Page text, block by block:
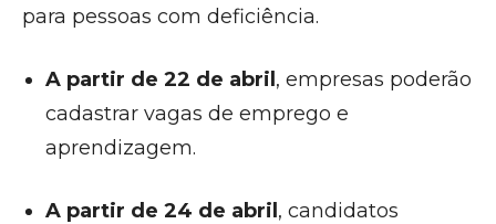
para pessoas com deficiência.
A partir de 22 de abril , empresas poderão
cadastrar vagas de emprego e
aprendizagem.
A partir de 24 de abril , candidatos